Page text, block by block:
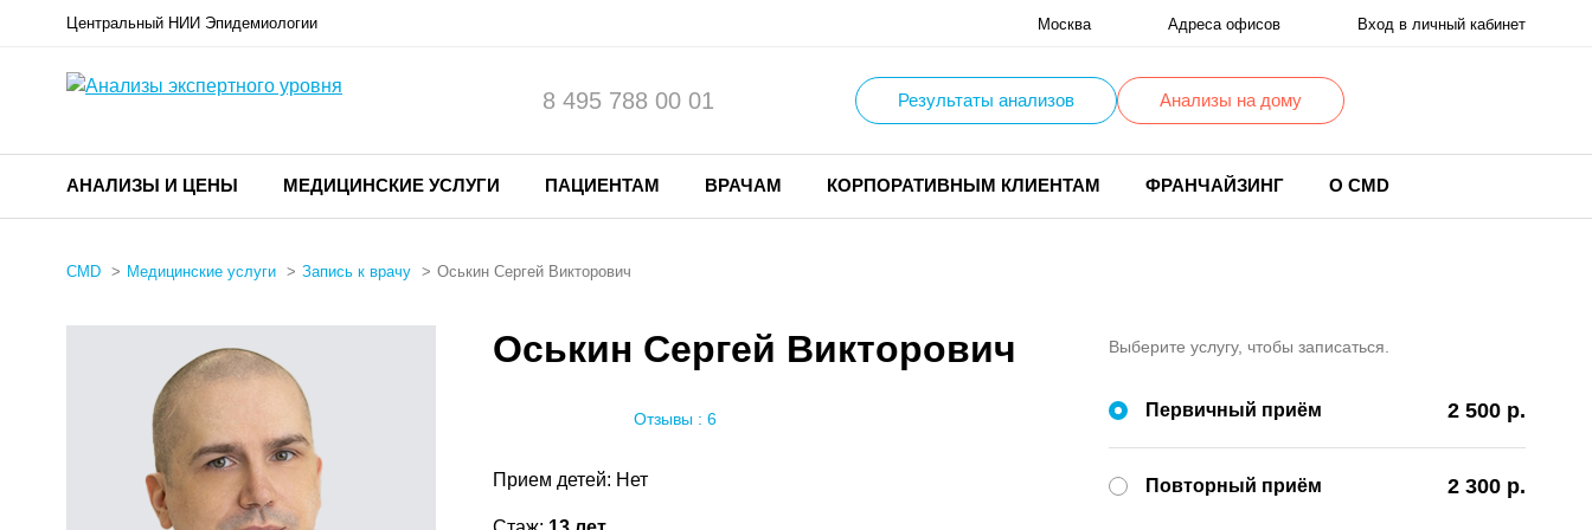
Центральный НИИ Эпидемиологии Москва Адреса офисов Вход в личный кабинет
8 495 788 00 01 Результаты анализов Анализы на дому
АНАЛИЗЫ И ЦЕНЫ МЕДИЦИНСКИЕ УСЛУГИ ПАЦИЕНТАМ ВРАЧАМ КОРПОРАТИВНЫМ КЛИЕНТАМ ФРАНЧАЙЗИНГ О CMD
CMD Медицинские услуги Запись к врачу Оськин Сергей Викторович
Оськин Сергей Викторович
Прием детей: Нет
Отзывы : 6
Выберите услугу, чтобы записаться.
Первичный приём 2 500 р.
Повторный приём 2 300 р.